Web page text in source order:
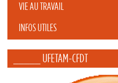
VIE AU TRAVAIL
INFOS UTILES
_____ UFETAM-CFDT